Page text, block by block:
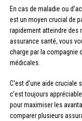
En cas de maladie ou
est un moyen crucial de
rapidement atteindre des
assurance santé, vous
charge par la compagnie
médicales.
C’est d’une aide
c’est toujours
pour maximiser les
comparer plusieurs